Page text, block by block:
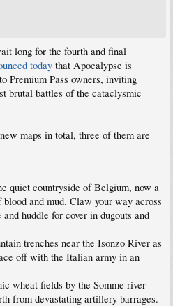
long for the fourth and final
today that Apocalypse is
Premium Pass owners, inviting
brutal battles of the cataclysmic
maps in total, three of them are
quiet countryside of Belgium, now a
and mud. Claw your way across
huddle for cover in dugouts and
trenches near the Isonzo River as
off with the Italian army in an
wheat fields by the Somme river
from devastating artillery barrages.